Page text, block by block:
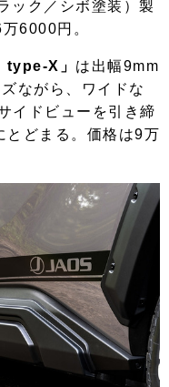
ック／シボ塗装）製
6000円。
type-X」 は出幅9mm
ながら、ワイドな
イドビューを引き締
とどまる。価格は9万